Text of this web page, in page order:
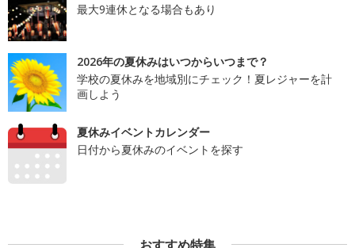
最大9連休となる場合もあり
2026年の夏休みはいつからいつまで？
学校の夏休みを地域別にチェック！夏レジャーを計
画しよう
夏休みイベントカレンダー
日付から夏休みのイベントを探す